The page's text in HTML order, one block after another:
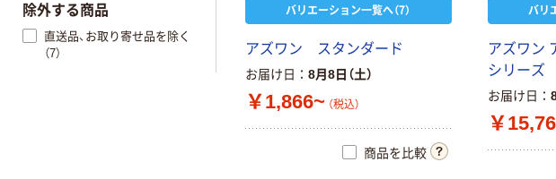
バリエーション一覧へ（7）
アズワン スタンダード
お届け日 8月8日（土）
￥1,866~ （税込）
商品を比較
バリ
アズワン
シリーズ
お届け日
￥
除外する商品
直送品、お取り寄せ品を除く
（7）